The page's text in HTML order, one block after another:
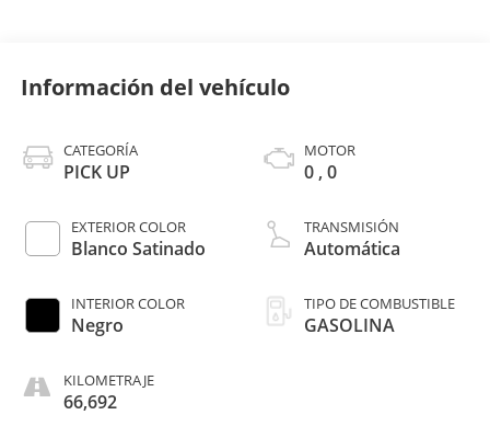
Información del vehículo
CATEGORÍA
PICK UP
EXTERIOR COLOR
Blanco Satinado
INTERIOR COLOR
Negro
KILOMETRAJE
66,692
MOTOR
0 , 0
TRANSMISIÓN
Automática
TIPO DE COMBUSTIBLE
GASOLINA